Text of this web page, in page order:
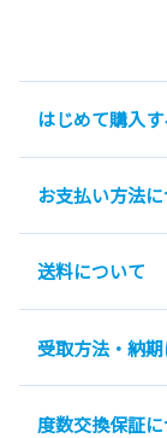
はじめて購入
お支払い方法
送料について
受取方法・納
度数交換保証